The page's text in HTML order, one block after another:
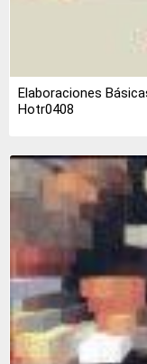
Elaboraciones
Hotr0408